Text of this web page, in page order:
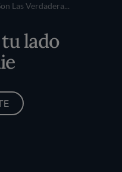
Las Verdadera...
lado